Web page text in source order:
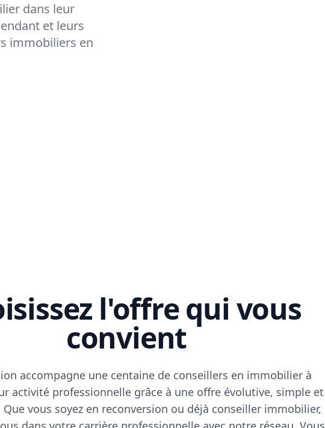
dans leur
et leurs
immobiliers en
l'offre qui vous
convient
accompagne une centaine de conseillers en immobilier à
activité professionnelle grâce à une offre évolutive, simple et
vous soyez en reconversion ou déjà conseiller immobilier,